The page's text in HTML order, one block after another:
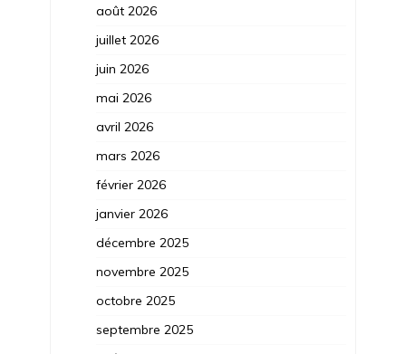
août 2026
juillet 2026
juin 2026
mai 2026
avril 2026
mars 2026
février 2026
janvier 2026
décembre 2025
novembre 2025
octobre 2025
septembre 2025